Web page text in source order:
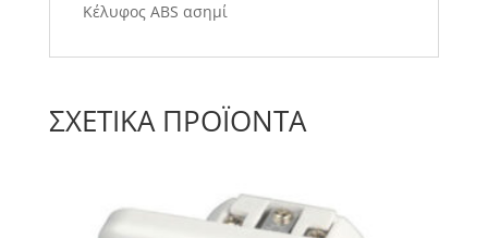
Κέλυφος ABS ασημί
ΣΧΕΤΙΚΆ ΠΡΟΪΌΝΤΑ